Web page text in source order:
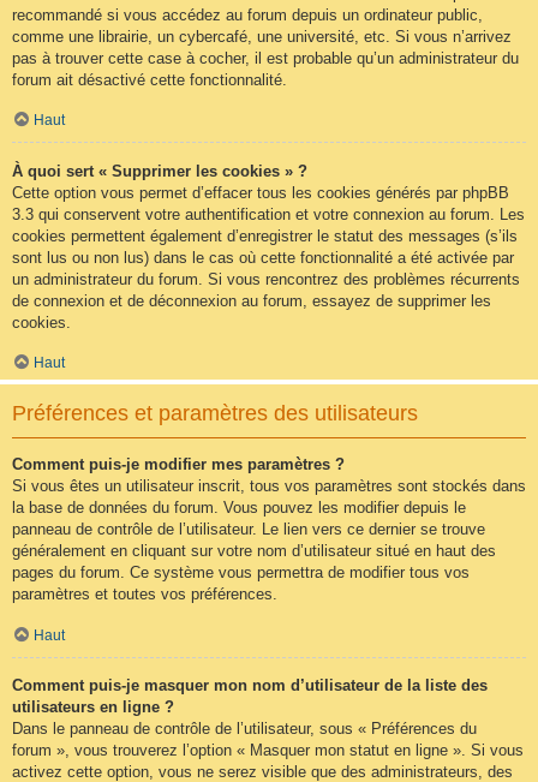
recommandé si vous accédez au forum depuis un ordinateur public,
comme une librairie, un cybercafé, une université, etc. Si vous n’arrivez
pas à trouver cette case à cocher, il est probable qu’un administrateur du
forum ait désactivé cette fonctionnalité.
Haut
À quoi sert « Supprimer les cookies » ?
Cette option vous permet d’effacer tous les cookies générés par phpBB
3.3 qui conservent votre authentification et votre connexion au forum. Les
cookies permettent également d’enregistrer le statut des messages (s’ils
sont lus ou non lus) dans le cas où cette fonctionnalité a été activée par
un administrateur du forum. Si vous rencontrez des problèmes récurrents
de connexion et de déconnexion au forum, essayez de supprimer les
cookies.
Haut
Préférences et paramètres des utilisateurs
Comment puis-je modifier mes paramètres ?
Si vous êtes un utilisateur inscrit, tous vos paramètres sont stockés dans
la base de données du forum. Vous pouvez les modifier depuis le
panneau de contrôle de l’utilisateur. Le lien vers ce dernier se trouve
généralement en cliquant sur votre nom d’utilisateur situé en haut des
pages du forum. Ce système vous permettra de modifier tous vos
paramètres et toutes vos préférences.
Haut
Comment puis-je masquer mon nom d’utilisateur de la liste des
utilisateurs en ligne ?
Dans le panneau de contrôle de l’utilisateur, sous « Préférences du
forum », vous trouverez l’option « Masquer mon statut en ligne ». Si vous
activez cette option, vous ne serez visible que des administrateurs, des